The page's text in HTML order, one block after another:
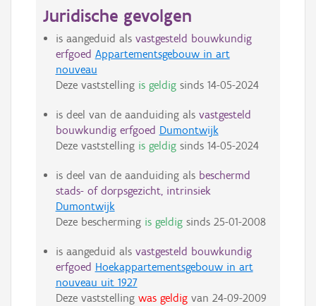
Juridische gevolgen
is aangeduid als vastgesteld bouwkundig
erfgoed Appartementsgebouw in art
nouveau
Deze vaststelling is geldigsinds 14-05-2024
is deel van de aanduiding als vastgesteld
bouwkundig erfgoed Dumontwijk
Deze vaststelling is geldigsinds 14-05-2024
is deel van de aanduiding als beschermd
stads- of dorpsgezicht, intrinsiek
Dumontwijk
Deze bescherming is geldigsinds 25-01-2008
is aangeduid als vastgesteld bouwkundig
erfgoed Hoekappartementsgebouw in art
nouveau uit 1927
Deze vaststelling was geldigvan 24-09-2009